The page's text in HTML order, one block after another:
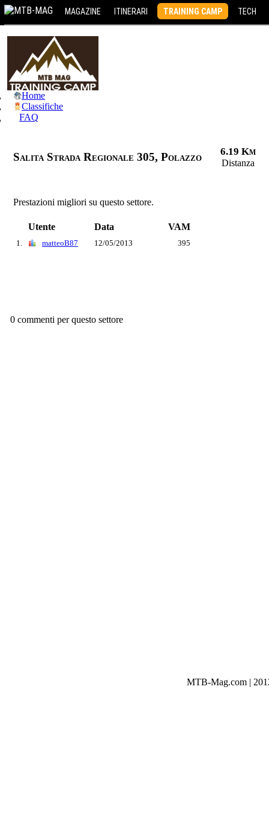
MAGAZINE ITINERARI TRAINING CAMP TECH
Home
Classifiche
FAQ
Salita Strada Regionale 305, Polazzo 6.19 Km
Distanza
Prestazioni migliori su questo settore.
Utente Data VAM
1. matteoB87 12/05/2013 395
0 commenti per questo settore
MTB-Mag.com |